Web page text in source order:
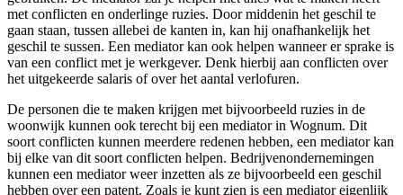
met conflicten en onderlinge ruzies. Door middenin het geschil te
gaan staan, tussen allebei de kanten in, kan hij onafhankelijk het
geschil te sussen. Een mediator kan ook helpen wanneer er sprake is
van een conflict met je werkgever. Denk hierbij aan conflicten over
het uitgekeerde salaris of over het aantal verlofuren.
De personen die te maken krijgen met bijvoorbeeld ruzies in de
woonwijk kunnen ook terecht bij een mediator in Wognum. Dit
soort conflicten kunnen meerdere redenen hebben, een mediator kan
bij elke van dit soort conflicten helpen. Bedrijvenondernemingen
kunnen een mediator weer inzetten als ze bijvoorbeeld een geschil
hebben over een patent. Zoals je kunt zien is een mediator eigenlijk